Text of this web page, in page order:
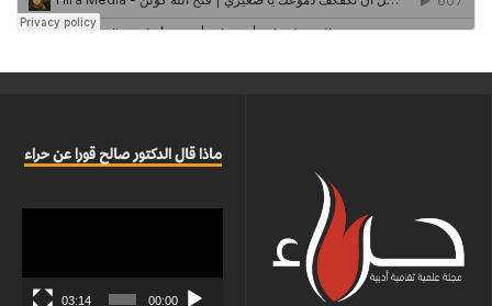
ماذا قال الدكتور صالح قورا عن حراء
00:00
03:14